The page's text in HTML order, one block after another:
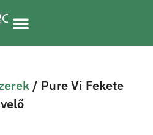
/ Pure Vi Fekete